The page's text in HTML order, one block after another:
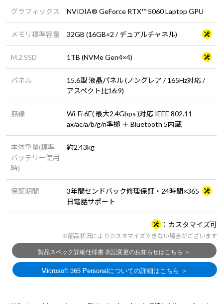
グラフィックス NVIDIA® GeForce RTX™ 5060 Laptop GPU
メモリ標準容量 32GB (16GB×2 / デュアルチャネル)
M.2 SSD 1TB (NVMe Gen4×4)
パネル
15.6型 液晶パネル (ノングレア / 165Hz対応 /
アスペクト比16:9)
無線
Wi-Fi 6E( 最大2.4Gbps )対応 IEEE 802.11
ax/ac/a/b/g/n準拠 ＋ Bluetooth 5内蔵
本体重量(標準
バッテリー使用
時)
約2.43kg
保証期間
3年間センドバック修理保証・24時間×365
日電話サポート
カスタマイズ可
※部品状況によりカスタマイズできない場合がございます